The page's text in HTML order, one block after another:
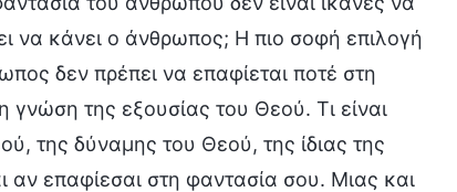
να κάνει ο άνθρωπος; Η πιο σοφή επιλογή
δεν πρέπει να επαφίεται ποτέ στη
γνώση της εξουσίας του Θεού. Τι είναι
της δύναμης του Θεού, της ίδιας της
αν επαφίεσαι στη φαντασία σου. Μιας και